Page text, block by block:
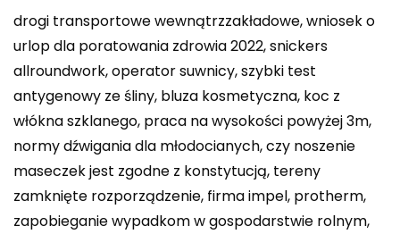
drogi transportowe wewnątrzzakładowe, wniosek o
urlop dla poratowania zdrowia 2022, snickers
allroundwork, operator suwnicy, szybki test
antygenowy ze śliny, bluza kosmetyczna, koc z
włókna szklanego, praca na wysokości powyżej 3m,
normy dźwigania dla młodocianych, czy noszenie
maseczek jest zgodne z konstytucją, tereny
zamknięte rozporządzenie, firma impel, protherm,
zapobieganie wypadkom w gospodarstwie rolnym,